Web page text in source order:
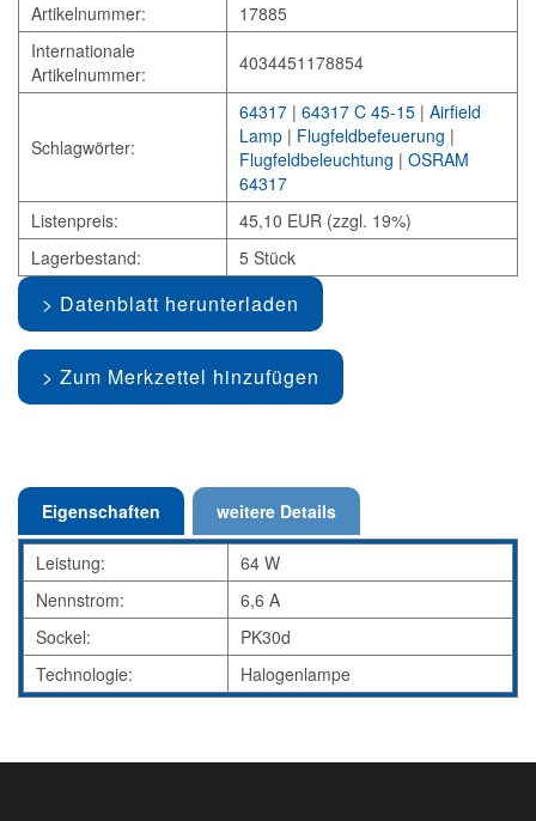
Artikelnummer:
17885
Internationale
Artikelnummer:
4034451178854
Schlagwörter:
64317 | 64317 C 45-15 | Airfield
Lamp | Flugfeldbefeuerung |
Flugfeldbeleuchtung | OSRAM
64317
Listenpreis:
45,10 EUR (zzgl. 19%)
Lagerbestand:
5 Stück
Datenblatt herunterladen
Zum Merkzettel hinzufügen
Eigenschaften weitere Details
Leistung:
64 W
Nennstrom:
6,6 A
Sockel:
PK30d
Technologie:
Halogenlampe